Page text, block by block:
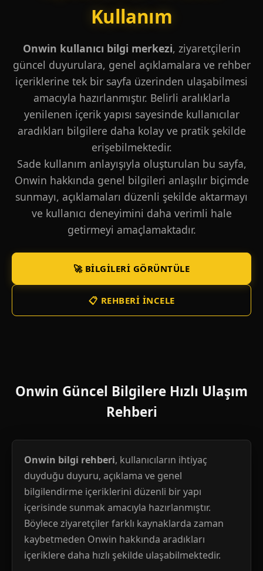
Kullanım
Onwin kullanıcı bilgi merkezi, ziyaretçilerin
güncel duyurulara, genel açıklamalara ve rehber
içeriklerine tek bir sayfa üzerinden ulaşabilmesi
amacıyla hazırlanmıştır. Belirli aralıklarla
yenilenen içerik yapısı sayesinde kullanıcılar
aradıkları bilgilere daha kolay ve pratik şekilde
erişebilmektedir.
Sade kullanım anlayışıyla oluşturulan bu sayfa,
Onwin hakkında genel bilgileri anlaşılır biçimde
sunmayı, açıklamaları düzenli şekilde aktarmayı
ve kullanıcı deneyimini daha verimli hale
getirmeyi amaçlamaktadır.
🚀 BILGILERI GÖRÜNTÜLE
📋 REHBERI İNCELE
Onwin Güncel Bilgilere Hızlı Ulaşım
Rehberi
Onwin bilgi rehberi, kullanıcıların ihtiyaç
duyduğu duyuru, açıklama ve genel
bilgilendirme içeriklerini düzenli bir yapı
içerisinde sunmak amacıyla hazırlanmıştır.
Böylece ziyaretçiler farklı kaynaklarda zaman
kaybetmeden Onwin hakkında aradıkları
içeriklere daha hızlı şekilde ulaşabilmektedir.